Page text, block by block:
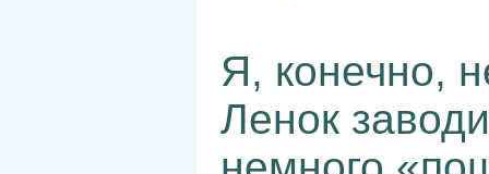
Я, конечно,
Ленок